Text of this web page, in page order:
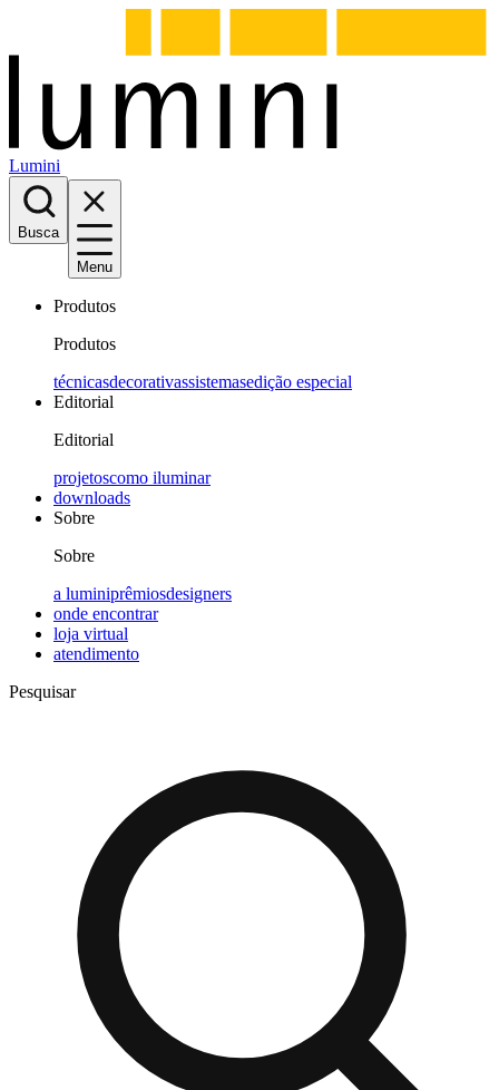
Lumini
Busca
Menu
Produtos
Produtos
técnicasdecorativassistemasedição especial
Editorial
Editorial
projetoscomo iluminar
downloads
Sobre
Sobre
a luminiprêmiosdesigners
onde encontrar
loja virtual
atendimento
Pesquisar